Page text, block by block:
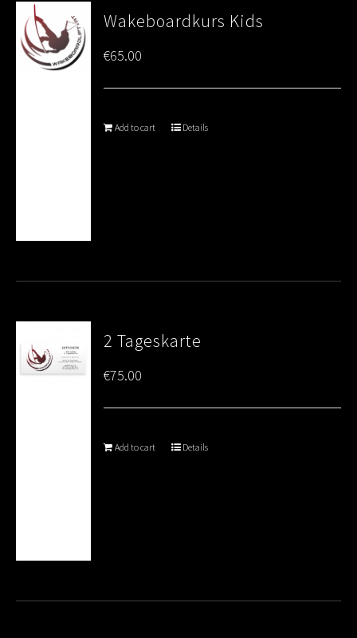
Wakeboardkurs Kids
€65.00
Add to cart Details
2 Tageskarte
€75.00
Add to cart Details